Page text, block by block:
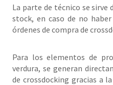
La parte de técnico se
stock, en caso de no
órdenes de compra de
Para los elementos de
verdura, se generan
de crossdocking gracias a